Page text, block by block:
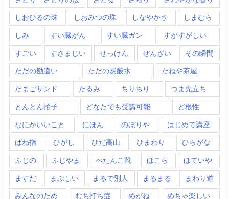
しおひるの珠 しおみつの珠 しなやかさ しまむら
しみ すい臓がん すい臓ガン すがすがしい
すごい すさまじい せっけん ぜんざい その瞬間
ただの勘違い ただの炭酸水 たねや茶屋
たまごサンド たるみ ちりちり つま先立ち
とんとん拍子 どなたでも受講可能 ど根性
なにかいいこと にほん のぼりや はじめて講座
ばね指 ひがし ひだ高山 ひまわり ひらがな
ふじの ふじやま ぺたんこ靴 ほこら ほていや
ますだ まぶしい まるで別人 まるまる まわり道
みんなのため むち打ち症 めがね めちゃ楽しい